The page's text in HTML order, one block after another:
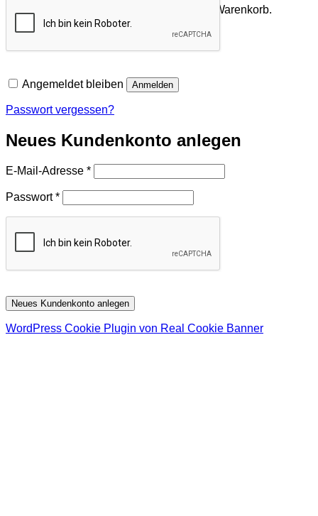
Es befinden sich keine Produkte im Warenkorb.
Zurück zum Shop
Angemeldet bleiben Anmelden
Passwort vergessen?
Neues Kundenkonto anlegen
E-Mail-Adresse *Erforderlich
Passwort*Erforderlich
Neues Kundenkonto anlegen
WordPress Cookie Plugin von Real Cookie Banner